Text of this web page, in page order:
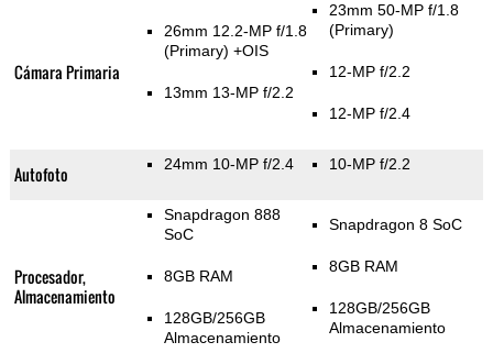
Cámara Primaria
26mm 12.2-MP f/1.8
(Primary) +OIS
13mm 13-MP f/2.2
23mm 50-MP f/1.8
(Primary)
12-MP f/2.2
12-MP f/2.4
Autofoto 24mm 10-MP f/2.4 10-MP f/2.2
Procesador,
Almacenamiento
Snapdragon 888
SoC
8GB RAM
128GB/256GB
Almacenamiento
Snapdragon 8 SoC
8GB RAM
128GB/256GB
Almacenamiento